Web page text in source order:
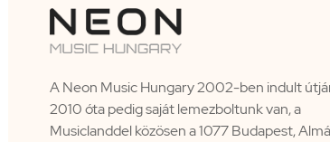
A Neon Music Hungary 2002-ben indult
2010 óta pedig saját lemezboltunk van, a
Musiclanddel közösen a 1077 Budapest,